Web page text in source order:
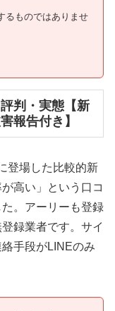
るものではありませ
判・実態【新
報告付き】
登場した比較的新
高い」という口コ
。アーリーも登録
録業者です。サイ
手段がLINEのみ